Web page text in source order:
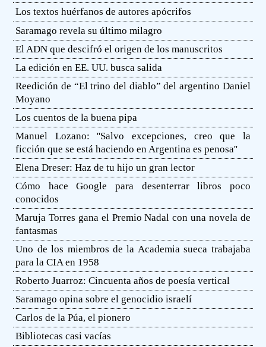
Los textos huérfanos de autores apócrifos
Saramago revela su último milagro
El ADN que descifró el origen de los manuscritos
La edición en EE. UU. busca salida
Reedición de “El trino del diablo” del argentino Daniel
Moyano
Los cuentos de la buena pipa
Manuel Lozano: ''Salvo excepciones, creo que la
ficción que se está haciendo en Argentina es penosa''
Elena Dreser: Haz de tu hijo un gran lector
Cómo hace Google para desenterrar libros poco
conocidos
Maruja Torres gana el Premio Nadal con una novela de
fantasmas
Uno de los miembros de la Academia sueca trabajaba
para la CIA en 1958
Roberto Juarroz: Cincuenta años de poesía vertical
Saramago opina sobre el genocidio israelí
Carlos de la Púa, el pionero
Bibliotecas casi vacías